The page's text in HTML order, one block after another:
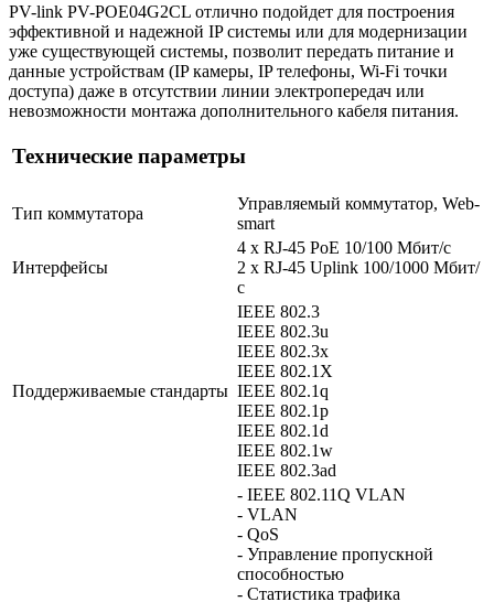
PV-link PV-POE04G2CL отлично подойдет для построения
эффективной и надежной IP системы или для модернизации
уже существующей системы, позволит передать питание и
данные устройствам (IP камеры, IP телефоны, Wi-Fi точки
доступа) даже в отсутствии линии электропередач или
невозможности монтажа дополнительного кабеля питания.
Технические параметры
Тип коммутатора
Управляемый коммутатор, Web-
smart
Интерфейсы
4 x RJ-45 PoE 10/100 Мбит/с
2 x RJ-45 Uplink 100/1000 Мбит/
с
Поддерживаемые стандарты
IEEE 802.3
IEEE 802.3u
IEEE 802.3x
IEEE 802.1X
IEEE 802.1q
IEEE 802.1p
IEEE 802.1d
IEEE 802.1w
IEEE 802.3ad
- IEEE 802.11Q VLAN
- VLAN
- QoS
- Управление пропускной
способностью
- Статистика трафика